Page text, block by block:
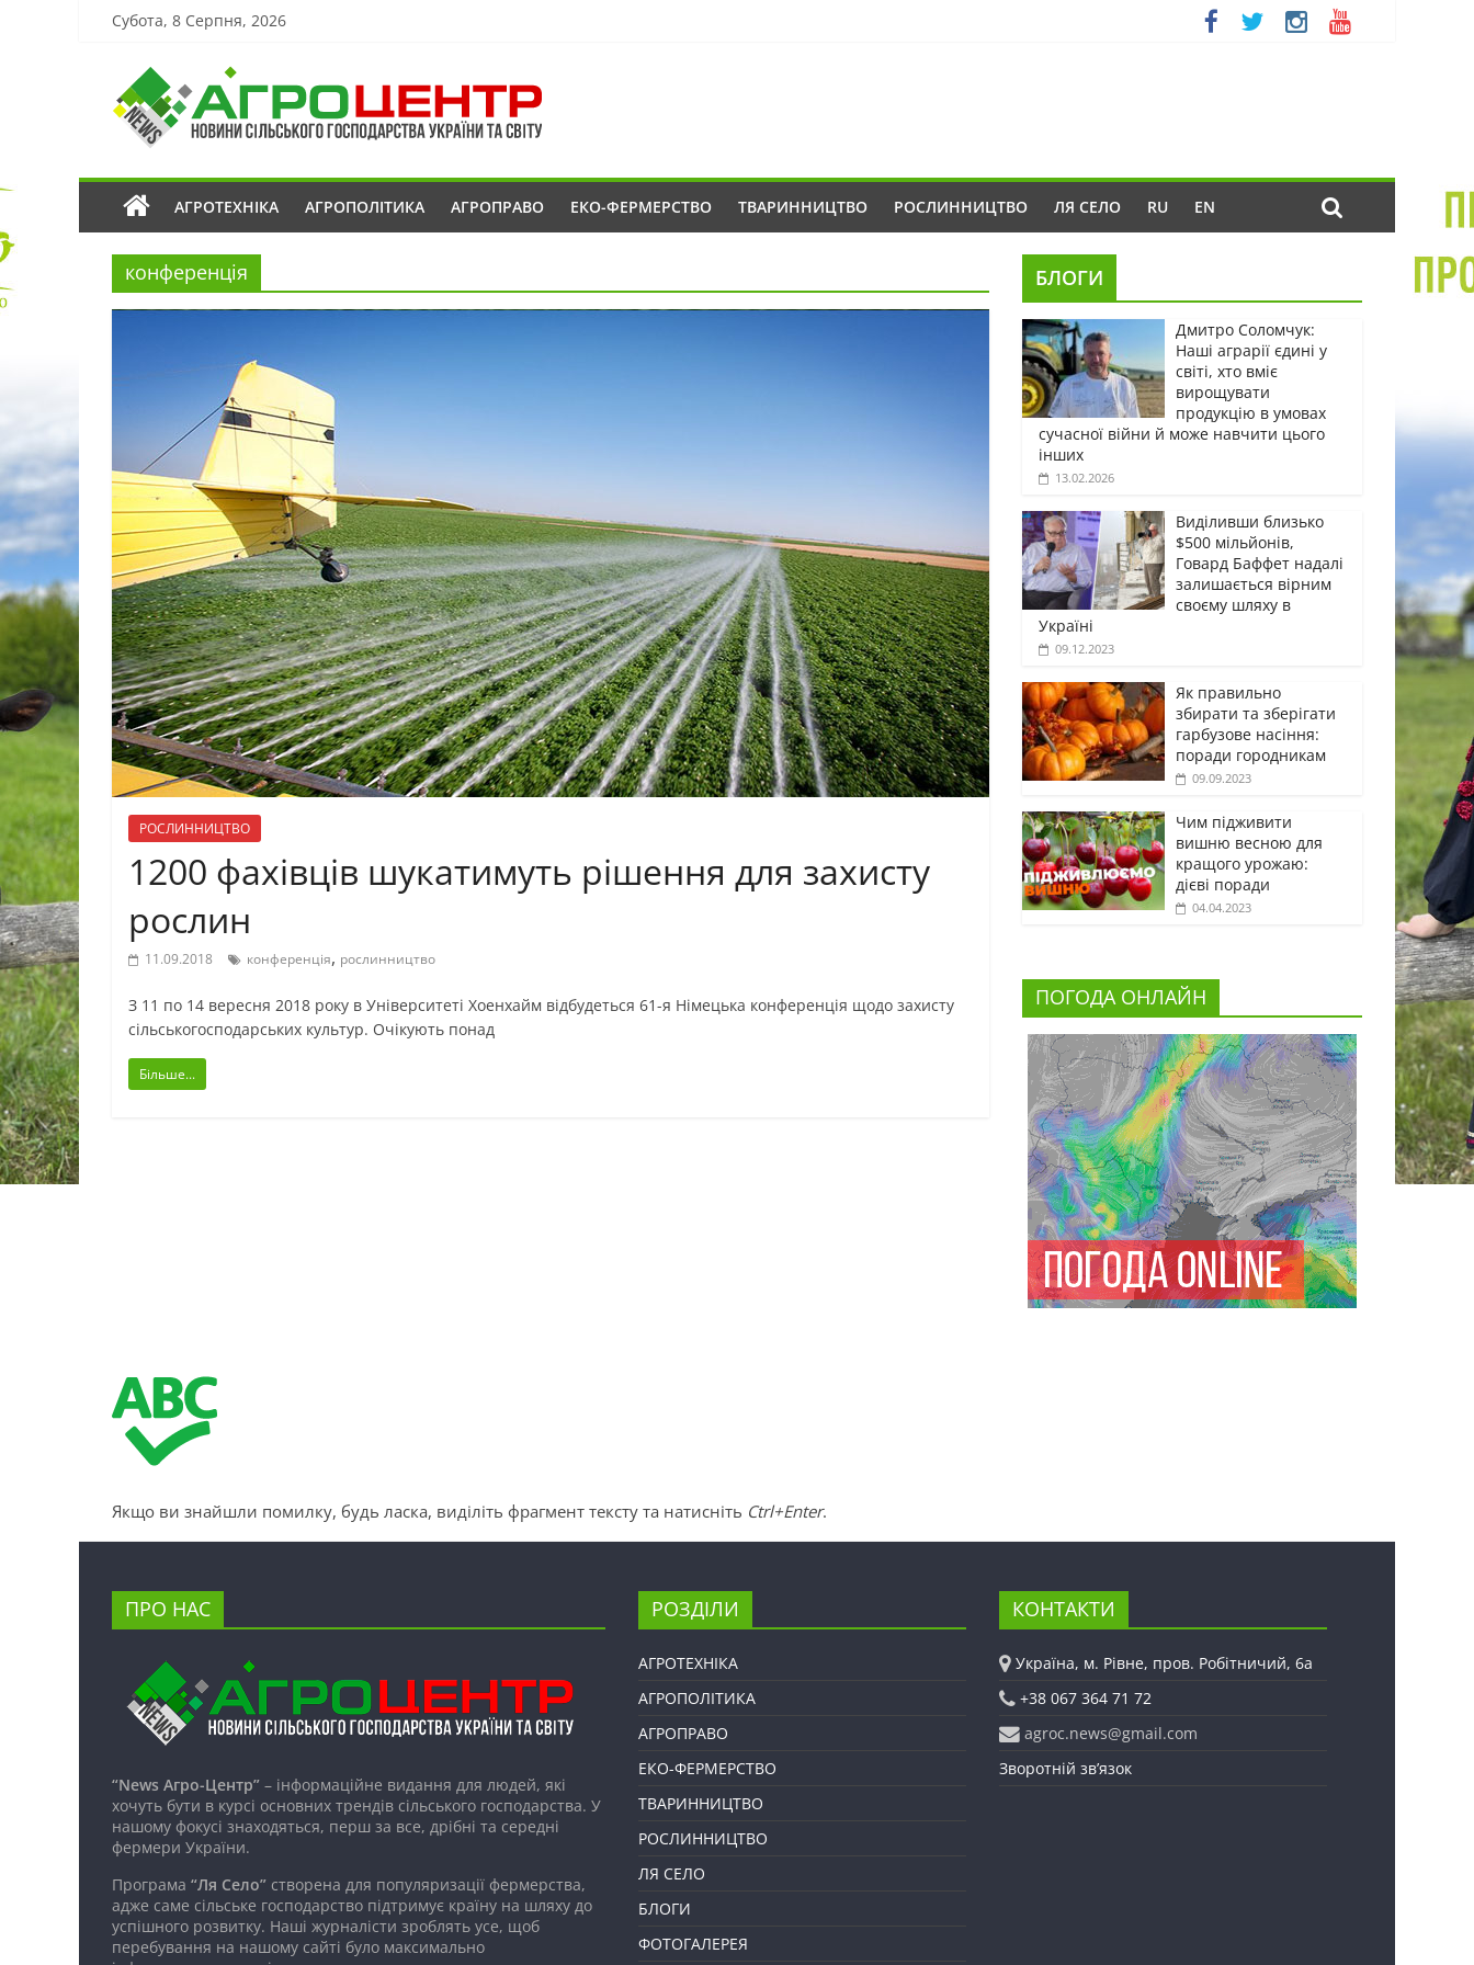
Субота, 8 Серпня, 2026
АГРОТЕХНІКА АГРОПОЛІТИКА АГРОПРАВО ЕКО-ФЕРМЕРСТВО ТВАРИННИЦТВО РОСЛИННИЦТВО ЛЯ СЕЛО RU EN
конференція
РОСЛИННИЦТВО
1200 фахівців шукатимуть рішення для захисту
рослин
11.09.2018 конференція, рослинництво
З 11 по 14 вересня 2018 року в Університеті Хоенхайм відбудеться 61-я Німецька конференція щодо захисту
сільськогосподарських культур. Очікують понад
Більше...
БЛОГИ
Дмитро Соломчук:
Наші аграрії єдині у
світі, хто вміє
вирощувати
продукцію в умовах
сучасної війни й може навчити цього
інших
13.02.2026
Виділивши близько
$500 мільйонів,
Говард Баффет надалі
залишається вірним
своєму шляху в
Україні
09.12.2023
Як правильно
збирати та зберігати
гарбузове насіння:
поради городникам
09.09.2023
Чим підживити
вишню весною для
кращого урожаю:
дієві поради
04.04.2023
ПОГОДА ОНЛАЙН
Якщо ви знайшли помилку, будь ласка, виділіть фрагмент тексту та натисніть Ctrl+Enter.
ПРО НАС
“News Агро-Центр” – інформаційне видання для людей, які
хочуть бути в курсі основних трендів сільського господарства. У
нашому фокусі знаходяться, перш за все, дрібні та середні
фермери України.
Програма “Ля Село” створена для популяризації фермерства,
адже саме сільське господарство підтримує країну на шляху до
успішного розвитку. Наші журналісти зроблять усе, щоб
перебування на нашому сайті було максимально
РОЗДІЛИ
АГРОТЕХНІКА
АГРОПОЛІТИКА
АГРОПРАВО
ЕКО-ФЕРМЕРСТВО
ТВАРИННИЦТВО
РОСЛИННИЦТВО
ЛЯ СЕЛО
БЛОГИ
ФОТОГАЛЕРЕЯ
КОНТАКТИ
Україна, м. Рівне, пров. Робітничий, 6а
+38 067 364 71 72
agroc.news@gmail.com
Зворотній зв’язок